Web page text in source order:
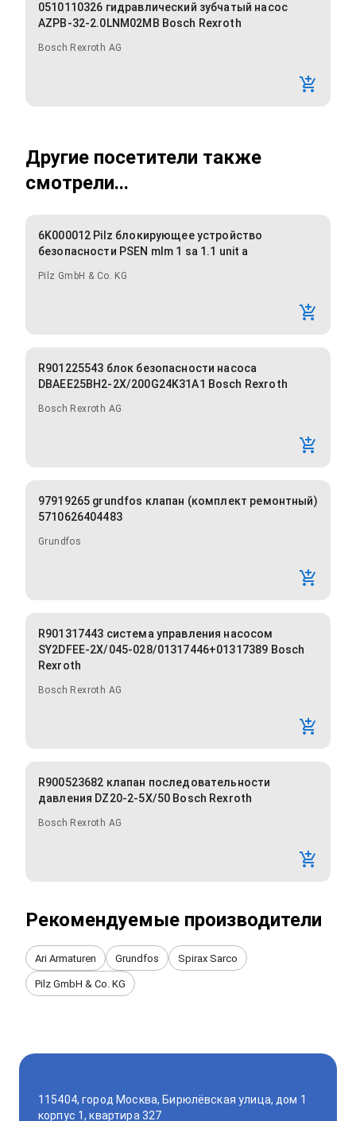
0510110326 гидравлический зубчатый насос
AZPB-32-2.0LNM02MB Bosch Rexroth
Bosch Rexroth AG
Другие посетители также
смотрели...
6K000012 Pilz блокирующее устройство
безопасности PSEN mlm 1 sa 1.1 unit a
Pilz GmbH & Co. KG
R901225543 блок безопасности насоса
DBAEE25BH2-2X/200G24K31A1 Bosch Rexroth
Bosch Rexroth AG
97919265 grundfos клапан (комплект ремонтный)
5710626404483
Grundfos
R901317443 система управления насосом
SY2DFEE-2X/045-028/01317446+01317389 Bosch
Rexroth
Bosch Rexroth AG
R900523682 клапан последовательности
давления DZ20-2-5X/50 Bosch Rexroth
Bosch Rexroth AG
Рекомендуемые производители
Ari Armaturen Grundfos Spirax Sarco
Pilz GmbH & Co. KG
115404, город Москва, Бирюлёвская улица, дом 1
корпус 1, квартира 327